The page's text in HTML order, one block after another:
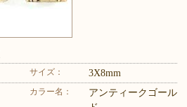
サイズ： 3X8mm
カラー名：
アンティークゴール